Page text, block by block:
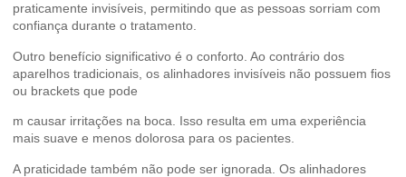
praticamente invisíveis, permitindo que as pessoas sorriam com
confiança durante o tratamento.
Outro benefício significativo é o conforto. Ao contrário dos
aparelhos tradicionais, os alinhadores invisíveis não possuem fios
ou brackets que pode
m causar irritações na boca. Isso resulta em uma experiência
mais suave e menos dolorosa para os pacientes.
A praticidade também não pode ser ignorada. Os alinhadores